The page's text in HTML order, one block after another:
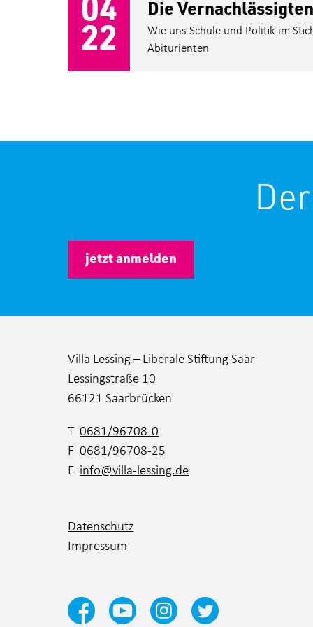
22
Die Vernachlässigten
Wie uns Schule und Politik im
Abiturienten
jetzt anmelden
Villa Lessing – Liberale Stiftung Saar
Lessingstraße 10
66121 Saarbrücken
T0681/96708-0
F 0681/96708-25
E info@villa-lessing.de
Datenschutz
Impressum